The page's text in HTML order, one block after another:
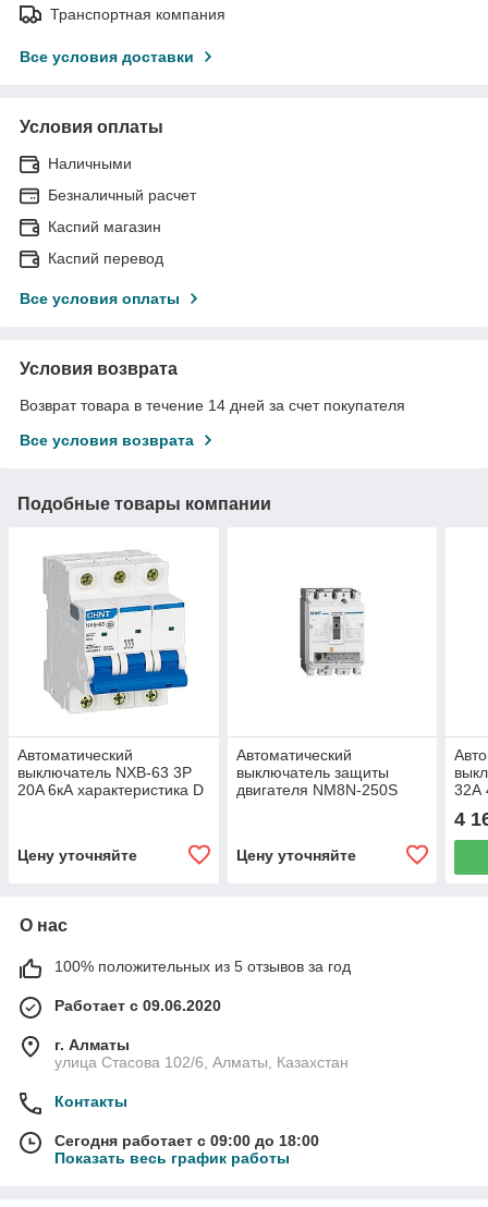
Транспортная компания
Все условия доставки
Условия оплаты
Наличными
Безналичный расчет
Каспий магазин
Каспий перевод
Все условия оплаты
Условия возврата
Возврат товара в течение 14 дней за счет покупателя
Все условия возврата
Подобные товары компании
Автоматический
выключатель NXB-63 3P
20A 6кА характеристика D
Цену уточняйте
Автоматический
выключатель защиты
двигателя NM8N-250S
Цену уточняйте
32А
4
О нас
100% положительных из 5 отзывов за год
Работает с 09.06.2020
г. Алматы
улица Стасова 102/6, Алматы, Казахстан
Контакты
Сегодня работает с 09:00 до 18:00
Показать весь график работы